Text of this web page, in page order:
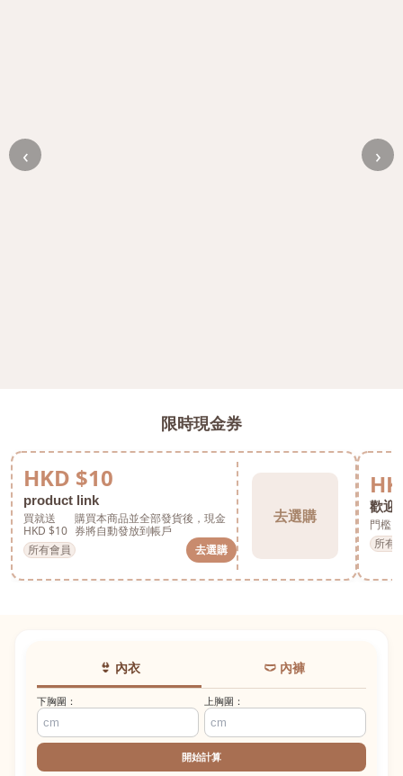
‹ ›
限時現金券
HKD $10
product link
買就送
HKD $10
購買本商品並全部發貨後，現金
券將自動發放到帳戶
所有會員
去選購
去選購
歡迎
門檻
所有
👙 內衣 🩲 內褲
下胸圍： 上胸圍：
開始計算